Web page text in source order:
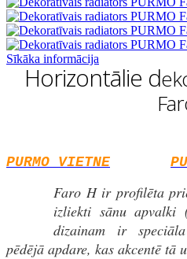
Sīkāka informācija
Horizontālie d
PURMO VIETNE
Faro H ir profilēta
izliekti sānu apvalki
dizainam ir
pēdējā apdare, kas akcentē tā